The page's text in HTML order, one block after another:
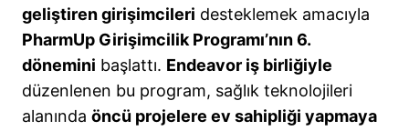
geliştiren girişimcileri desteklemek amacıyla
PharmUp Girişimcilik Programı’nın 6.
dönemini başlattı. Endeavor iş birliğiyle
düzenlenen bu program, sağlık teknolojileri
alanında öncü projelere ev sahipliği yapmaya